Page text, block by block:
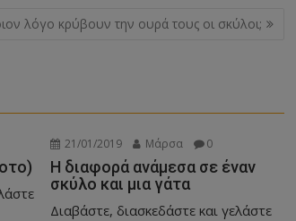
λόγο κρύβουν την ουρά τους οι σκύλοι;
21/01/2019 Μάρσα 0
Η διαφορά ανάμεσα σε έναν
σκύλο και μια γάτα
Διαβάστε, διασκεδάστε και γελάστε